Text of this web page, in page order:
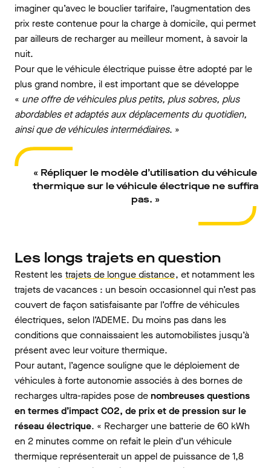
imaginer qu’avec le bouclier tarifaire, l’augmentation des
prix reste contenue pour la charge à domicile, qui permet
par ailleurs de recharger au meilleur moment, à savoir la
nuit.
Pour que le véhicule électrique puisse être adopté par le
plus grand nombre, il est important que se développe
« une offre de véhicules plus petits, plus sobres, plus
abordables et adaptés aux déplacements du quotidien,
ainsi que de véhicules intermédiaires. »
« Répliquer le modèle d’utilisation du véhicule
thermique sur le véhicule électrique ne suffira
pas. »
Les longs trajets en question
Restent les trajets de longue distance, et notamment les
trajets de vacances : un besoin occasionnel qui n’est pas
couvert de façon satisfaisante par l’offre de véhicules
électriques, selon l’ADEME. Du moins pas dans les
conditions que connaissaient les automobilistes jusqu’à
présent avec leur voiture thermique.
Pour autant, l’agence souligne que le déploiement de
véhicules à forte autonomie associés à des bornes de
recharges ultra-rapides pose denombreuses questions
en termes d’impact CO2, de prix et de pression sur le
réseau électrique. « Recharger une batterie de 60 kWh
en 2 minutes comme on refait le plein d’un véhicule
thermique représenterait un appel de puissance de 1,8